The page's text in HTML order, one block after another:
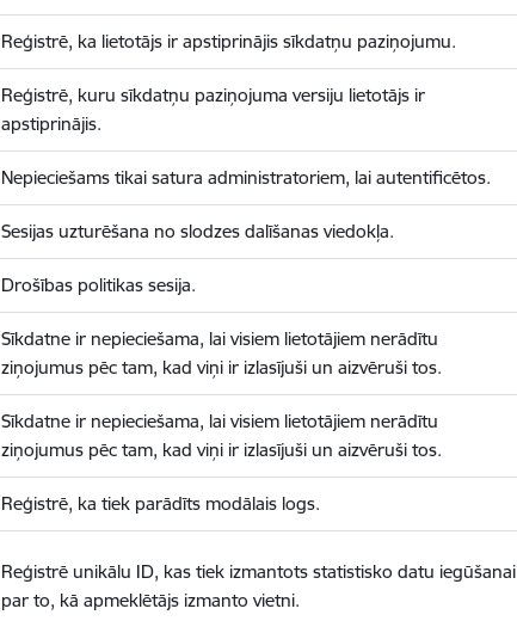
Reģistrē, ka lietotājs ir apstiprinājis sīkdatņu paziņojumu.
Reģistrē, kuru sīkdatņu paziņojuma versiju lietotājs ir
apstiprinājis.
Nepieciešams tikai satura administratoriem, lai autentificētos.
Sesijas uzturēšana no slodzes dalīšanas viedokļa.
Drošības politikas sesija.
Sīkdatne ir nepieciešama, lai visiem lietotājiem nerādītu
ziņojumus pēc tam, kad viņi ir izlasījuši un aizvēruši tos.
Sīkdatne ir nepieciešama, lai visiem lietotājiem nerādītu
ziņojumus pēc tam, kad viņi ir izlasījuši un aizvēruši tos.
Reģistrē, ka tiek parādīts modālais logs.
Reģistrē unikālu ID, kas tiek izmantots statistisko datu iegūšanai
par to, kā apmeklētājs izmanto vietni.